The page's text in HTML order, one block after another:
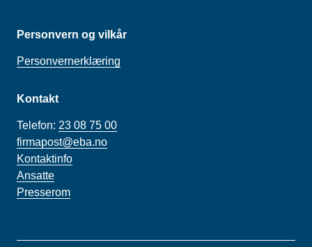
Personvern og vilkår
Personvernerklæring
Kontakt
Telefon: 23 08 75 00
firmapost@eba.no
Kontaktinfo
Ansatte
Presserom